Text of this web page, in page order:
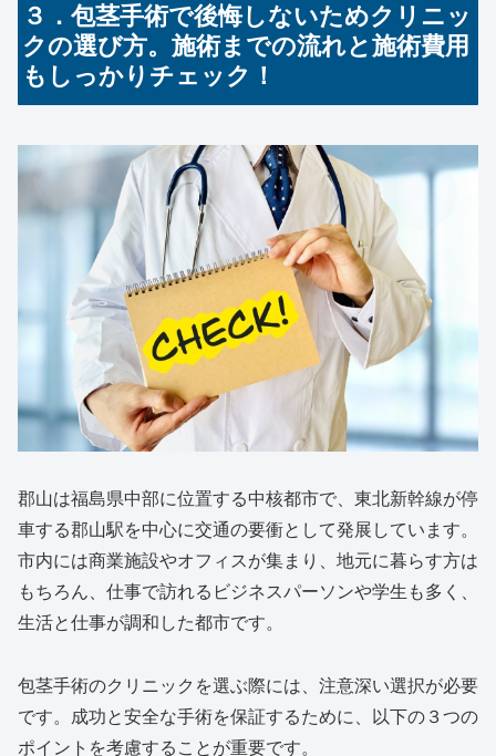
３．包茎手術で後悔しないためクリニッ
クの選び方。施術までの流れと施術費用
もしっかりチェック！
郡山は福島県中部に位置する中核都市で、東北新幹線が停
車する郡山駅を中心に交通の要衝として発展しています。
市内には商業施設やオフィスが集まり、地元に暮らす方は
もちろん、仕事で訪れるビジネスパーソンや学生も多く、
生活と仕事が調和した都市です。
包茎手術のクリニックを選ぶ際には、注意深い選択が必要
です。成功と安全な手術を保証するために、以下の３つの
ポイントを考慮することが重要です。